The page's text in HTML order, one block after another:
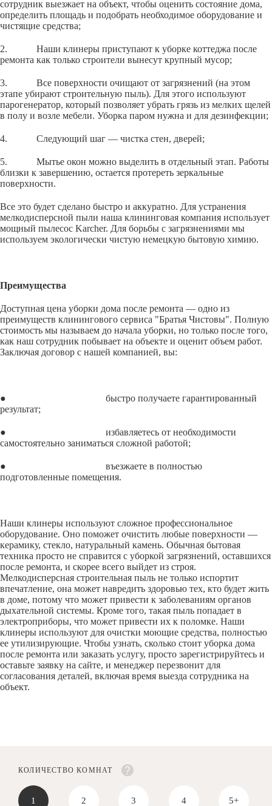
сотрудник выезжает на объект, чтобы оценить состояние дома,
определить площадь и подобрать необходимое оборудование и
чистящие средства;
2. Наши клинеры приступают к уборке коттеджа после
ремонта как только строители вынесут крупный мусор;
3. Все поверхности очищают от загрязнений (на этом
этапе убирают строительную пыль). Для этого используют
парогенератор, который позволяет убрать грязь из мелких щелей
в полу и возле мебели. Уборка паром нужна и для дезинфекции;
4. Следующий шаг — чистка стен, дверей;
5. Мытье окон можно выделить в отдельный этап. Работы
близки к завершению, остается протереть зеркальные
поверхности.
Все это будет сделано быстро и аккуратно. Для устранения
мелкодисперсной пыли наша клининговая компания использует
мощный пылесос Karcher. Для борьбы с загрязнениями мы
используем экологически чистую немецкую бытовую химию.
Преимущества
Доступная цена уборки дома после ремонта — одно из
преимуществ клинингового сервиса "Братья Чистовы". Полную
стоимость мы называем до начала уборки, но только после того,
как наш сотрудник побывает на объекте и оценит объем работ.
Заключая договор с нашей компанией, вы:
● быстро получаете гарантированный
результат;
● избавляетесь от необходимости
самостоятельно заниматься сложной работой;
● въезжаете в полностью
подготовленные помещения.
Наши клинеры используют сложное профессиональное
оборудование. Оно поможет очистить любые поверхности —
керамику, стекло, натуральный камень. Обычная бытовая
техника просто не справится с уборкой загрязнений, оставшихся
после ремонта, и скорее всего выйдет из строя.
Мелкодисперсная строительная пыль не только испортит
впечатление, она может навредить здоровью тех, кто будет жить
в доме, потому что может привести к заболеваниям органов
дыхательной системы. Кроме того, такая пыль попадает в
электроприборы, что может привести их к поломке. Наши
клинеры используют для очистки моющие средства, полностью
ее утилизирующие. Чтобы узнать, сколько стоит уборка дома
после ремонта или заказать услугу, просто зарегистрируйтесь и
оставьте заявку на сайте, и менеджер перезвонит для
согласования деталей, включая время выезда сотрудника на
объект.
КОЛИЧЕСТВО КОМНАТ
1 2 3 4 5+